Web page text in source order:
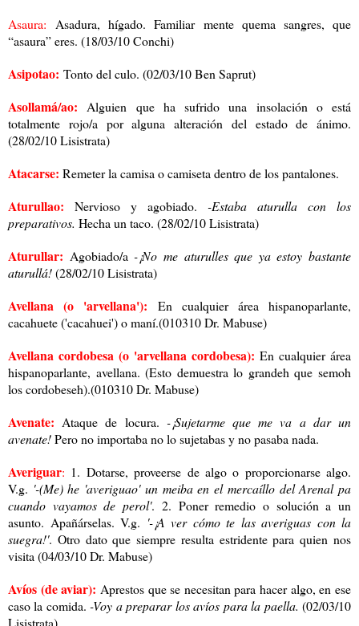
Asaura:
Asadura, hígado. Familiar mente quema sangres, que
“asaura” eres. (18/03/10 Conchi)
Asipotao: Tonto del culo. (02/03/10 Ben Saprut)
Asollamá/ao:
Alguien que ha sufrido una insolación o está
totalmente rojo/a por alguna alteración del estado de ánimo.
(28/02/10 Lisistrata)
Atacarse: Remeter la camisa o camiseta dentro de los pantalones.
Aturullao: Nervioso y agobiado. -Estaba aturulla con los
preparativos. Hecha un taco. (28/02/10 Lisistrata)
Aturullar: Agobiado/a-¡No me aturulles que ya estoy bastante
aturullá!(28/02/10 Lisistrata)
Avellana (o 'arvellana'):
En cualquier área hispanoparlante,
cacahuete ('cacahuei') o maní.(010310 Dr. Mabuse)
Avellana cordobesa (o 'arvellana cordobesa): En cualquier área
hispanoparlante, avellana. (Esto demuestra lo grandeh que semoh
los cordobeseh).(010310 Dr. Mabuse)
Avenate: Ataque de locura. -¡Sujetarme que me va a dar un
avenate!Pero no importaba no lo sujetabas y no pasaba nada.
Averiguar: 1. Dotarse, proveerse de algo o proporcionarse algo.
V.g. '-(Me) he 'averiguao' un meiba en el mercaíllo del Arenal pa
cuando vayamos de perol'. 2. Poner remedio o solución a un
asunto. Apañárselas. V.g. '-¡A ver cómo te las averiguas con la
suegra!'. Otro dato que siempre resulta estridente para quien nos
visita (04/03/10 Dr. Mabuse)
Avíos (de aviar): Aprestos que se necesitan para hacer algo, en ese
caso la comida.-Voy a preparar los avíos para la paella.(02/03/10
Lisistrata)